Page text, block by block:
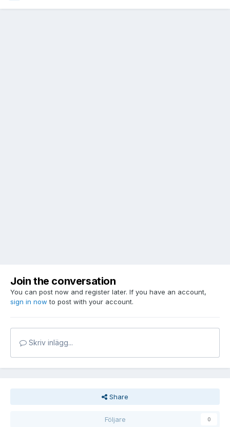
Join the conversation
You can post now and register later. If you have an account,
sign in now to post with your account.
Skriv inlägg...
Share
Följare 0